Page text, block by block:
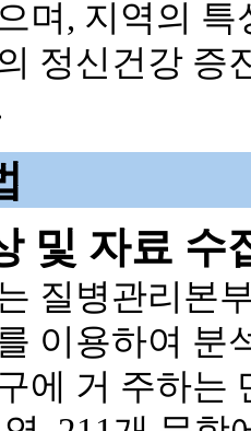
며, 지역의
정신건강 증
및 자료 수
질병관리본
이용하여 분
에 거 주하는